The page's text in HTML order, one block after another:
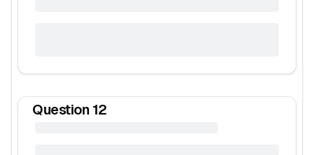
Question 12